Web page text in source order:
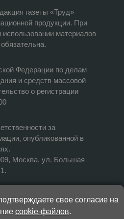
газеты «Труд»
продукции. При
материалов
Федерации по делам
и средств массовой
о регистрации
за
опубликованной в
Москва, ул. Большая
газеты «Труд»
свое согласие на
cookie-файлов.